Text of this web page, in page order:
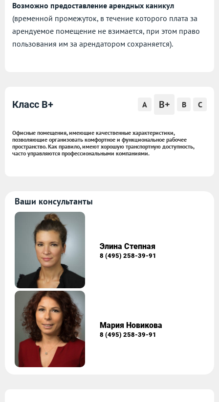
Возможно предоставление арендных каникул
(временной промежуток, в течение которого плата за
арендуемое помещение не взимается, при этом право
пользования им за арендатором сохраняется).
Класс B+ A B+ B C
Офисные помещения, имеющие качественные характеристики,
позволяющие организовать комфортное и функциональное рабочее
пространство. Как правило, имеют хорошую транспортную доступность,
часто управляются профессиональными компаниями.
Ваши консультанты
Элина Степная
8 (495) 258-39-91
Мария Новикова
8 (495) 258-39-91